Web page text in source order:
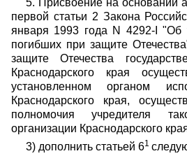
5. Присвоение на основании
первой статьи 2 Закона
января 1993 года N 4292-I "Об
погибших при защите
защите Отечества
Краснодарского края
установленном органом
Краснодарского края,
полномочия учредителя
организации Краснодарского
3) дополнить статьей 61